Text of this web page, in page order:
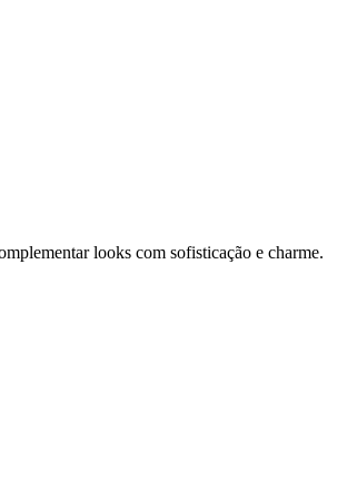
looks com sofisticação e charme.